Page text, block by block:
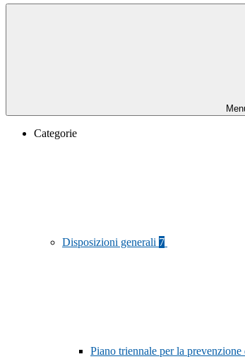
Categorie
Disposizioni generali 7
Piano triennale per la